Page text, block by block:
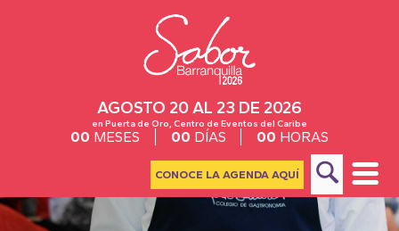
AGOSTO 20 AL 23 DE 2026
en Puerta de Oro, Centro de Eventos del Caribe
00 MESES 00 DÍAS 00 HORAS
CONOCE LA AGENDA AQUÍ